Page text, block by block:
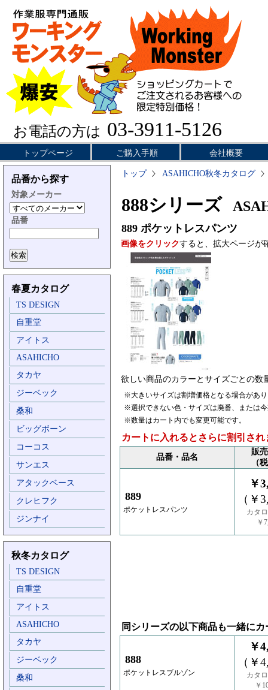
お電話の方は 03-3911-5126
トップページ ご購入手順 会社概要
品番から探す
対象メーカー
品番
春夏カタログ
TS DESIGN
自重堂
アイトス
ASAHICHO
タカヤ
ジーベック
桑和
ビッグボーン
コーコス
サンエス
アタックベース
クレヒフク
ジンナイ
秋冬カタログ
TS DESIGN
自重堂
アイトス
ASAHICHO
タカヤ
ジーベック
桑和
トップ ASAHICHO秋冬カタログ
888シリーズ
889 ポケットレスパンツ
画像をクリックすると、拡大ページが
欲しい商品のカラーとサイズごとの数
※大きいサイズは割増価格となる場合があ
※選択できない色・サイズは廃番、または
※数量はカート内でも変更可能です。
カートに入れるとさらに割引され
品番・品名
販
（
889
ポケットレスパンツ
￥
（￥
カタ
￥
同シリーズの以下商品も一緒に
888
ポケットレスブルゾン
￥
（￥
カタ
￥